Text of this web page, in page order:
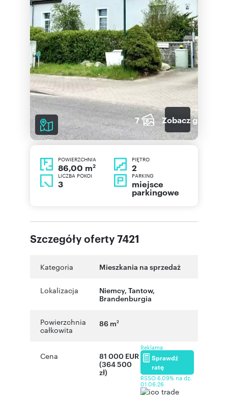
7 Zobacz galerię
POWIERZCHNIA
86,00 m2
PIĘTRO
2
LICZBA POKOI
3
PARKING
miejsce
parkingowe
Szczegóły oferty 7421
Kategoria Mieszkania na sprzedaż
Lokalizacja
Niemcy, Tantow,
Brandenburgia
Powierzchnia
całkowita
86 m2
Cena
81 000 EUR
(364 500
zł)
Reklama
Sprawdź
ratę
RSSO 6,09% na dz.
01.06.26